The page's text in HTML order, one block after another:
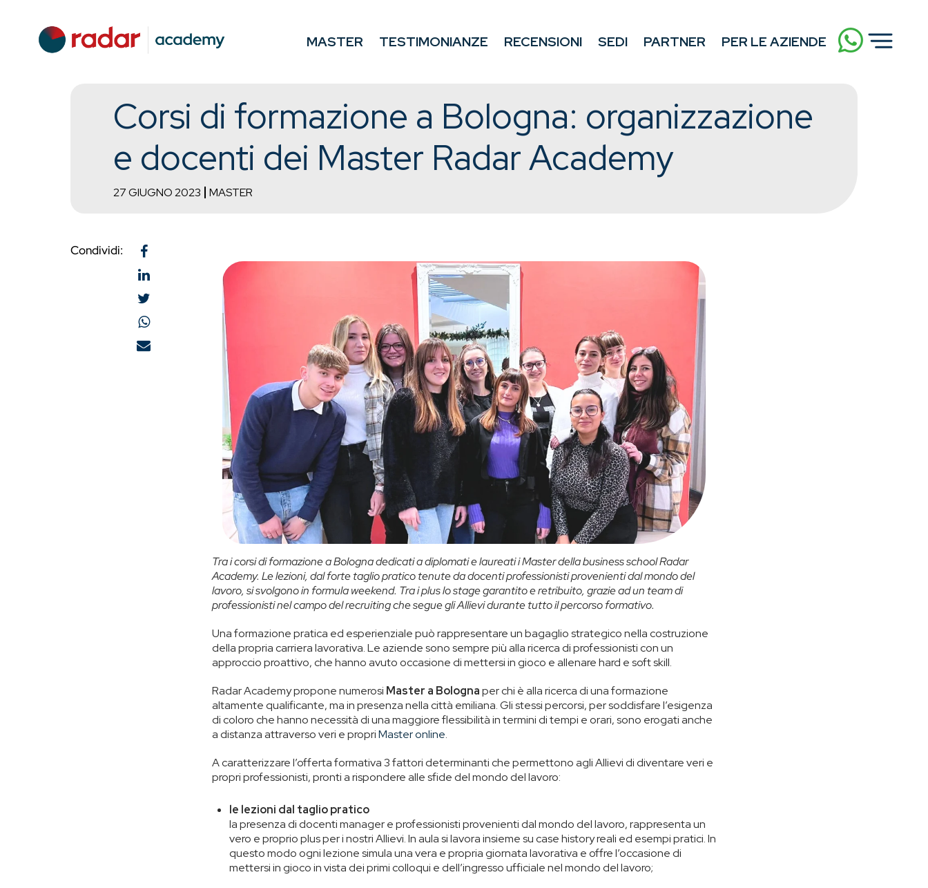
MASTER TESTIMONIANZE RECENSIONI SEDI PARTNER PER LE AZIENDE
Corsi di formazione a Bologna: organizzazione
e docenti dei Master Radar Academy
27 GIUGNO 2023 MASTER
Tra i corsi di formazione a Bologna dedicati a diplomati e laureati i Master della business school Radar
Academy. Le lezioni, dal forte taglio pratico tenute da docenti professionisti provenienti dal mondo del
lavoro, si svolgono in formula weekend. Tra i plus lo stage garantito e retribuito, grazie ad un team di
professionisti nel campo del recruiting che segue gli Allievi durante tutto il percorso formativo.
Una formazione pratica ed esperienziale può rappresentare un bagaglio strategico nella costruzione
della propria carriera lavorativa. Le aziende sono sempre più alla ricerca di professionisti con un
approccio proattivo, che hanno avuto occasione di mettersi in gioco e allenare hard e soft skill.
Radar Academy propone numerosi Master a Bolognaper chi è alla ricerca di una formazione
altamente qualificante, ma in presenza nella città emiliana. Gli stessi percorsi, per soddisfare l’esigenza
di coloro che hanno necessità di una maggiore flessibilità in termini di tempi e orari, sono erogati anche
a distanza attraverso veri e propriMaster online.
A caratterizzare l’offerta formativa 3 fattori determinanti che permettono agli Allievi di diventare veri e
propri professionisti, pronti a rispondere alle sfide del mondo del lavoro:
le lezioni dal taglio pratico
la presenza di docenti manager e professionisti provenienti dal mondo del lavoro, rappresenta un
vero e proprio plus per i nostri Allievi. In aula si lavora insieme su case history reali ed esempi pratici. In
questo modo ogni lezione simula una vera e propria giornata lavorativa e offre l’occasione di
mettersi in gioco in vista dei primi colloqui e dell’ingresso ufficiale nel mondo del lavoro;
Condividi: